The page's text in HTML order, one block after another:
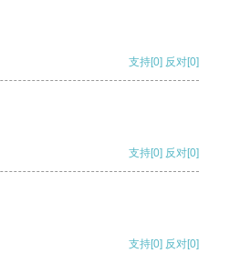
支持[0] 反对[0]
支持[0] 反对[0]
支持[0] 反对[0]